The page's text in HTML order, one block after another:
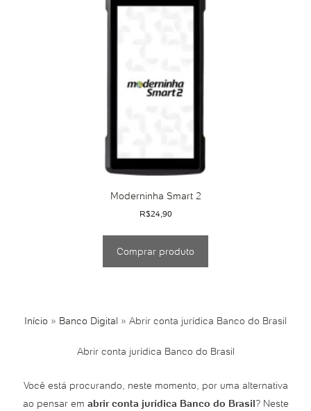
Moderninha Smart 2
R$24,90
Comprar produto
Início » Banco Digital » Abrir conta jurídica Banco do Brasil
Abrir conta jurídica Banco do Brasil
Você está procurando, neste momento, por uma alternativa
ao pensar em abrir conta jurídica Banco do Brasil? Neste